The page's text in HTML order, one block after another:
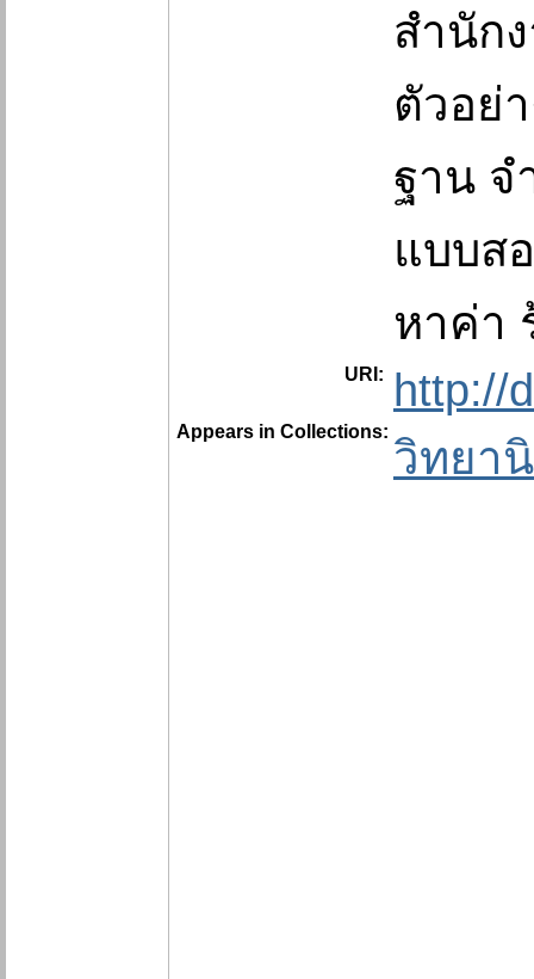
สำนัก
ตัวอย่
ฐาน จ
แบบส
หาค่า
URI: http://
Appears in Collections:
วิทยา